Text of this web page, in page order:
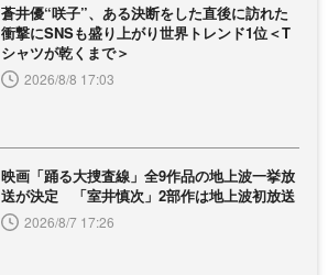
蒼井優“咲子”、ある決断をした直後に訪れた
衝撃にSNSも盛り上がり世界トレンド1位＜T
シャツが乾くまで＞
2026/8/8 17:03
映画「踊る大捜査線」全9作品の地上波一挙放
送が決定 「室井慎次」2部作は地上波初放送
2026/8/7 17:26